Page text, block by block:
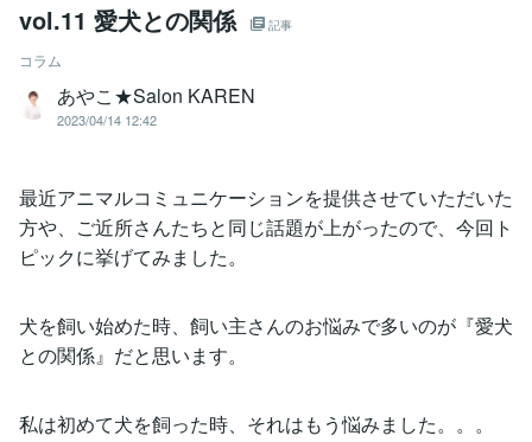
vol.11 愛犬との関係 記事
コラム
あやこ★Salon KAREN
2023/04/14 12:42
最近アニマルコミュニケーションを提供させていただいた
方や、ご近所さんたちと同じ話題が上がったので、今回ト
ピックに挙げてみました。
犬を飼い始めた時、飼い主さんのお悩みで多いのが『愛犬
との関係』だと思います。
私は初めて犬を飼った時、それはもう悩みました。。。